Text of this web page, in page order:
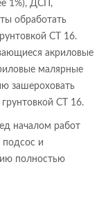
1%), ДСП,
обработать
СТ 16.
акриловые
малярные
зашероховать
CT 16.
началом работ
подсос и
полностью